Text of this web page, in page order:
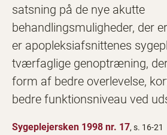
satsning på de nye akutte
behandlingsmuligheder, der
er apopleksiafsnittenes
tværfaglige genoptræning,
form af bedre overlevelse,
bedre funktionsniveau ved
Sygeplejersken 1998 nr. 17, s. 16-21